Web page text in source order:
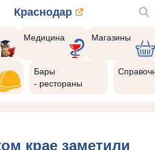
Краснодар
Медицина Магазины
Бары
- рестораны
крае заметили
через: